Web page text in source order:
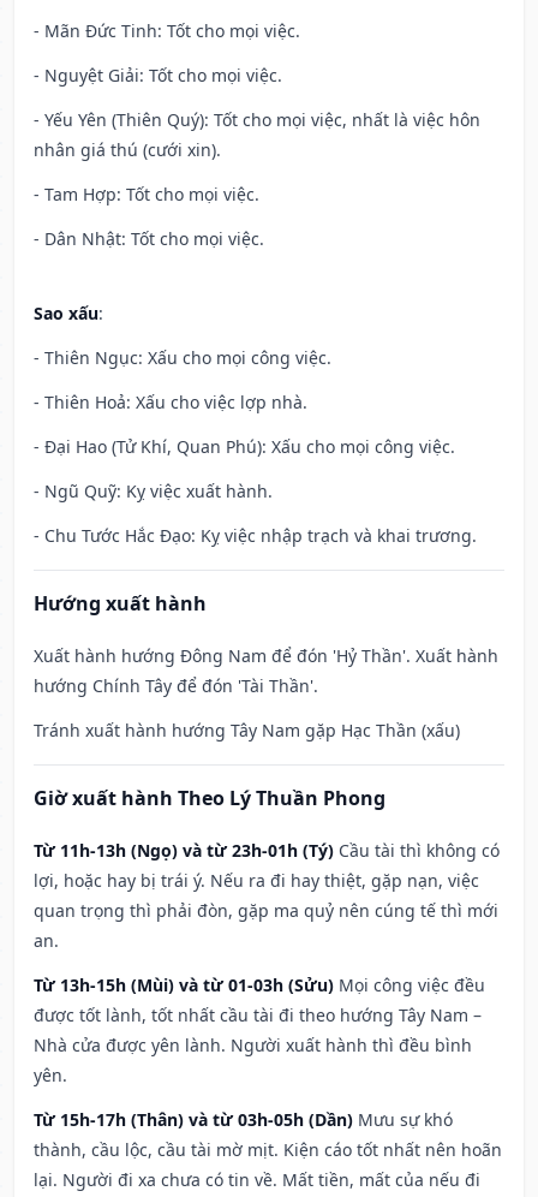
- Mãn Đức Tinh: Tốt cho mọi việc.
- Nguyệt Giải: Tốt cho mọi việc.
- Yếu Yên (Thiên Quý): Tốt cho mọi việc, nhất là việc hôn
nhân giá thú (cưới xin).
- Tam Hợp: Tốt cho mọi việc.
- Dân Nhật: Tốt cho mọi việc.
Sao xấu:
- Thiên Ngục: Xấu cho mọi công việc.
- Thiên Hoả: Xấu cho việc lợp nhà.
- Đại Hao (Tử Khí, Quan Phú): Xấu cho mọi công việc.
- Ngũ Quỹ: Kỵ việc xuất hành.
- Chu Tước Hắc Đạo: Kỵ việc nhập trạch và khai trương.
Hướng xuất hành
Xuất hành hướng Đông Nam để đón 'Hỷ Thần'. Xuất hành
hướng Chính Tây để đón 'Tài Thần'.
Tránh xuất hành hướng Tây Nam gặp Hạc Thần (xấu)
Giờ xuất hành Theo Lý Thuần Phong
Từ 11h-13h (Ngọ) và từ 23h-01h (Tý) Cầu tài thì không có
lợi, hoặc hay bị trái ý. Nếu ra đi hay thiệt, gặp nạn, việc
quan trọng thì phải đòn, gặp ma quỷ nên cúng tế thì mới
an.
Từ 13h-15h (Mùi) và từ 01-03h (Sửu) Mọi công việc đều
được tốt lành, tốt nhất cầu tài đi theo hướng Tây Nam –
Nhà cửa được yên lành. Người xuất hành thì đều bình
yên.
Từ 15h-17h (Thân) và từ 03h-05h (Dần) Mưu sự khó
thành, cầu lộc, cầu tài mờ mịt. Kiện cáo tốt nhất nên hoãn
lại. Người đi xa chưa có tin về. Mất tiền, mất của nếu đi